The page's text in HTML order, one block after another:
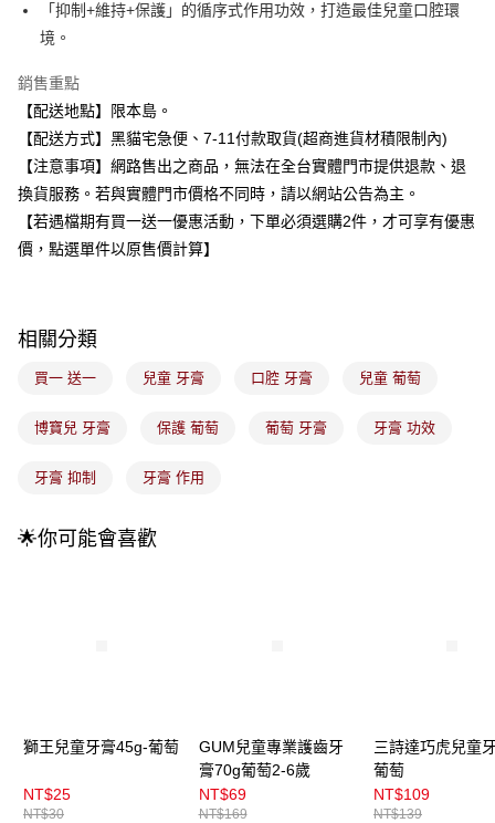
上海商業儲蓄銀行
台北富邦商業銀行
國泰世華商業銀行
匯豐（台灣）商業銀行
聯邦商業銀行
元大商業銀行
永豐商業銀行
星展（台灣）商業銀行
台新國際商業銀行
中國信託商業銀行
台灣樂天信用卡公司
LINE Pay
街口支付
悠遊付
Google Pay
全盈+PAY
大哥付你分期
1.本服務由台灣大哥大提供，台灣大哥大用戶可立即使用無須另外申請。
2.付款方式選擇「大哥付你分期」，訂單成立後會自動跳轉到大哥付的交易
流程，驗證手機門號後，選擇欲分期的期數、繳款截止日，確認付款後即完
4.訂單成立30分鐘內，如未前往確認交易或遇審核未通過，訂單將自動取
法說明評估內容。
醒簡訊。
2.透過簡訊連結打開帳單後，可選擇「超商條碼／台灣大直營門市／銀行轉
3.完整用戶服務條款，請詳閱以下連結：https://oppay.tw/userRule
ATM付款
運送方式
全家取貨付款
付款後全家取貨
每筆NT$100，滿NT$399(含以上)免運費
「抑制+維持+保護」的循序式作用功效，打造最佳兒童口腔環
境。
銷售重點
【配送地點】限本島。
【配送方式】黑貓宅急便、7-11付款取貨(超商進貨材積限制內)
【注意事項】網路售出之商品，無法在全台實體門市提供退款、退
換貨服務。若與實體門市價格不同時，請以網站公告為主。
【若遇檔期有買一送一優惠活動，下單必須選購2件，才可享有優惠
價，點選單件以原售價計算】
相關分類
買一 送一 兒童 牙膏 口腔 牙膏 兒童 葡萄
博寶兒 牙膏 保護 葡萄 葡萄 牙膏 牙膏 功效
牙膏 抑制 牙膏 作用
🌟你可能會喜歡
獅王兒童牙膏45g-葡萄
NT$25
NT$30
GUM兒童專業護齒牙
膏70g葡萄2-6歲
NT$69
NT$169
三詩達巧虎兒童
葡萄
NT$109
NT$139